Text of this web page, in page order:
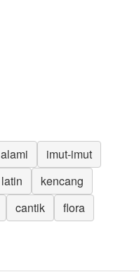
alami
imut-imut
latin
kencang
cantik
flora